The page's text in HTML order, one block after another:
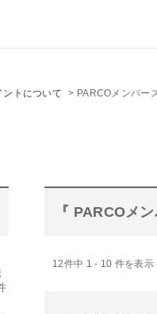
ントについて > PARCOメンバー
『 PARCOメ
12件中 1 - 10 件を表示